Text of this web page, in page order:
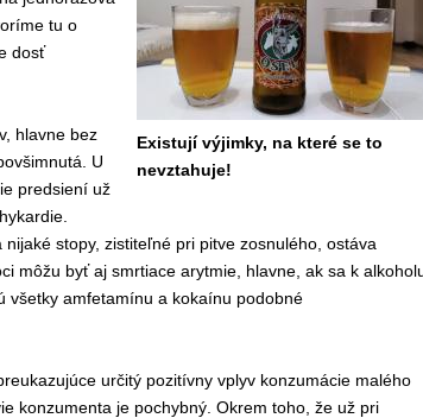
Existují výjimky, na které se to
nevztahuje!
tu o
dosť
hlavne bez
U
predsiení už
stopy, zistiteľné pri pitve zosnulého, ostáva
môžu byť aj smrtiace arytmie, hlavne, ak sa k
všetky amfetamínu a kokaínu podobné
určitý pozitívny vplyv konzumácie malého
konzumenta je pochybný. Okrem toho, že už pri